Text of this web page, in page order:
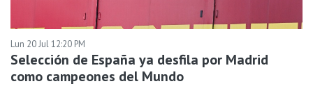
Lun 20 Jul 12:20 PM
Selección de España ya desfila por Madrid
como campeones del Mundo